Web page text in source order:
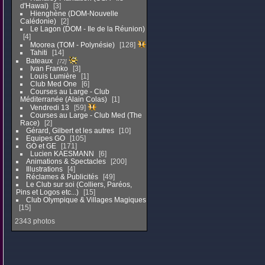
d'Hawai)
3
Hienghène (DOM-Nouvelle
Calédonie)
2
Le Lagon (DOM - Ile de la Réunion)
4
Moorea (TOM - Polynésie)
128
Tahiti
14
Bateaux
72
Ivan Franko
3
Louis Lumière
1
Club Med One
6
Courses au Large - Club
Méditerranée (Alain Colas)
1
Vendredi 13
59
Courses au Large - Club Med (The
Race)
2
Gérard, Gilbert et les autres
10
Equipes GO
105
GO et GE
171
Lucien KAESMANN
6
Animations & Spectacles
200
Illustrations
4
Réclames & Publicités
49
Le Club sur soi (Colliers, Paréos,
Pins et Logos etc...)
15
Club Olympique & Villages Magiques
15
2343 photos